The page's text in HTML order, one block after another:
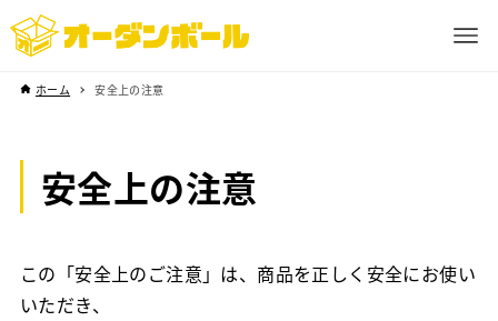
ホーム 安全上の注意
安全上の注意
この「安全上のご注意」は、商品を正しく安全にお使い
いただき、